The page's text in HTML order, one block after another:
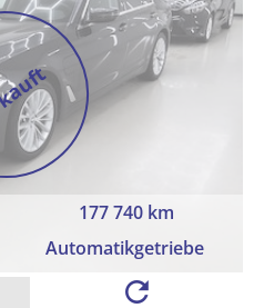
177 740 km
Automatikgetriebe